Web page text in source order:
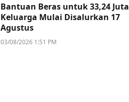
Bantuan Beras untuk 33,24 Juta
Keluarga Mulai Disalurkan 17
Agustus
03/08/2026 1:51 PM